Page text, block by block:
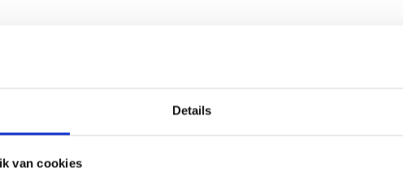
Details
van cookies
HANDIG OM ER BIJ TE KOPEN